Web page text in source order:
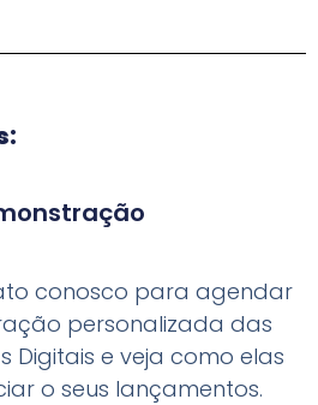
conosco para agendar
personalizada das
Digitais e veja como elas
o seus lançamentos.